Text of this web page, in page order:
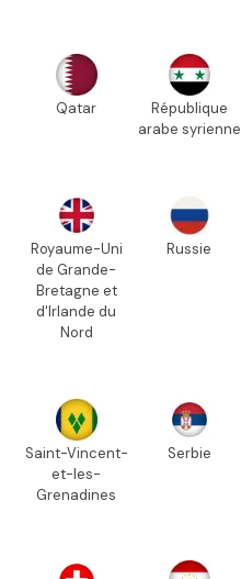
Qatar
République
arabe syrienne
Royaume-Uni
de Grande-
Bretagne et
d'Irlande du
Nord
Russie
Saint-Vincent-
et-les-
Grenadines
Serbie